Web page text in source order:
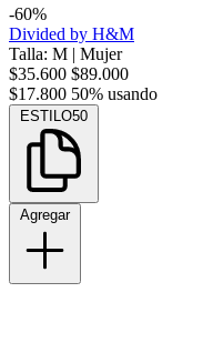
-60%
Divided by H&M
Talla: M | Mujer
$35.600 $89.000
$17.800 50% usando
ESTILO50
Agregar